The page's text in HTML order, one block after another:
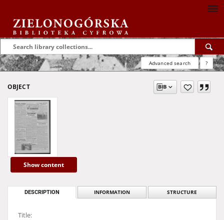
Advanced search ?
OBJECT
Show content
DESCRIPTION INFORMATION STRUCTURE
Title: